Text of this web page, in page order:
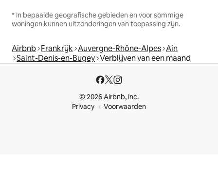
* In bepaalde geografische gebieden en voor sommige
woningen kunnen uitzonderingen van toepassing zijn.
Airbnb Frankrijk Auvergne-Rhône-Alpes Ain
Saint-Denis-en-Bugey Verblijven van een maand
© 2026 Airbnb, Inc.
Privacy
Voorwaarden